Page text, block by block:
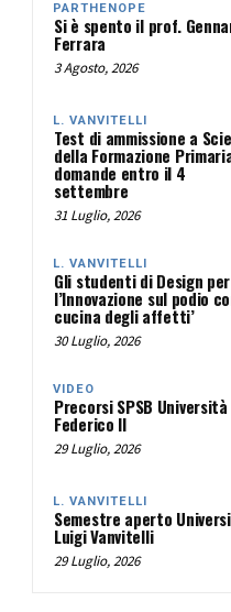
PARTHENOPE
Si è spento il prof.
Ferrara
3 Agosto, 2026
L. VANVITELLI
Test di ammissione a
della Formazione
domande entro il 4
settembre
31 Luglio, 2026
L. VANVITELLI
Gli studenti di Design per
l’Innovazione sul podio
cucina degli affetti’
30 Luglio, 2026
VIDEO
Precorsi SPSB Università
Federico II
29 Luglio, 2026
L. VANVITELLI
Semestre aperto
Luigi Vanvitelli
29 Luglio, 2026